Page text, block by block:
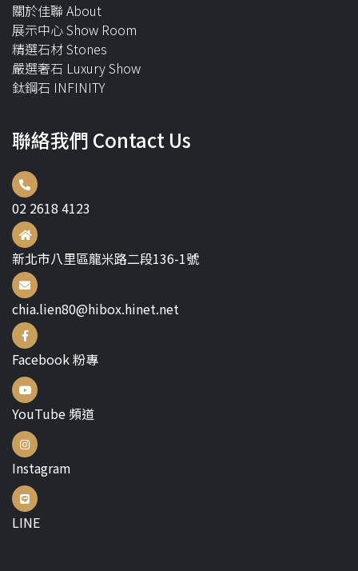
關於佳聯 About
展示中心 Show Room
精選石材 Stones
嚴選奢石 Luxury Show
鈦鋼石 INFINITY
聯絡我們 Contact Us
02 2618 4123
新北市八里區龍米路二段136-1號
chia.lien80@hibox.hinet.net
Facebook 粉專
YouTube 頻道
Instagram
LINE